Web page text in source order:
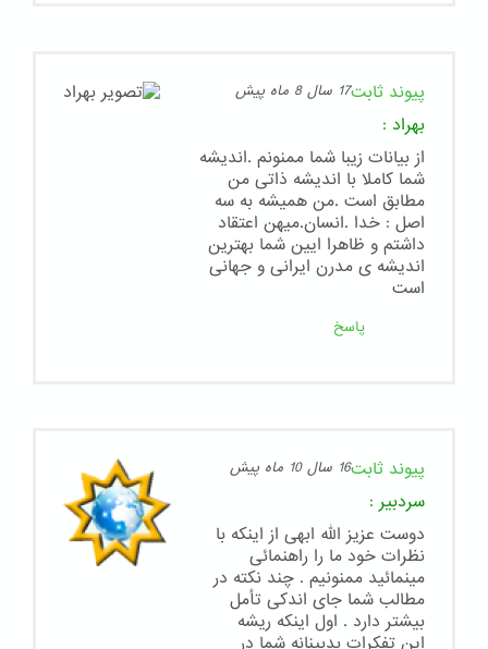
پیوند ثابت17 سال 8 ماه پیش
بهراد :
از بیانات زیبا شما ممنونم .اندیشه
شما کاملا با اندیشه ذاتی من
مطابق است .من همیشه به سه
اصل : خدا .انسان.میهن اعتقاد
داشتم و ظاهرا ایین شما بهترین
اندیشه ی مدرن ایرانی و جهانی
است
پاسخ
پیوند ثابت16 سال 10 ماه پیش
سردبیر :
دوست عزیز الله ابهی از اینکه با
نظرات خود ما را راهنمائی
مینمائید ممنونیم . چند نکته در
مطالب شما جای اندکی تأمل
بیشتر دارد . اول اینکه ریشه